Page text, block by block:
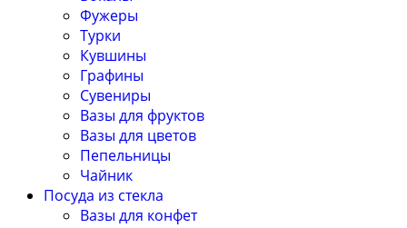
Фужеры
Турки
Кувшины
Графины
Сувениры
Вазы для фруктов
Вазы для цветов
Пепельницы
Чайник
Посуда из стекла
Вазы для конфет